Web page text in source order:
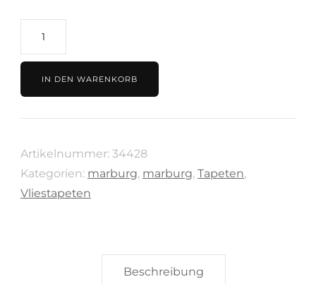
Streifen
grau,
grün,
Kollektion
von
Marburg,
34428
IN DEN WARENKORB
Artikelnummer: 34428
Kategorien: marburg, marburg, Tapeten,
Vliestapeten
Beschreibung